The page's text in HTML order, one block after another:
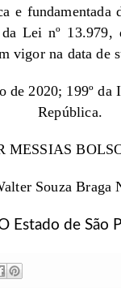
e
Lei nº
vigor na data de
de 2020; 199º da
República.
MESSIAS
Souza Braga
Estado de São